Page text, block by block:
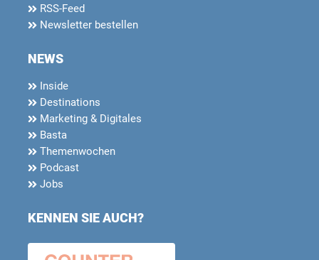
RSS-Feed
Newsletter bestellen
NEWS
Inside
Destinations
Marketing & Digitales
Basta
Themenwochen
Podcast
Jobs
KENNEN SIE AUCH?